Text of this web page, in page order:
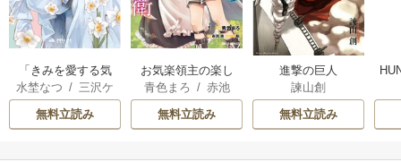
「きみを愛する気
はない」と言った
次期公爵様がなぜ
か溺愛してきます
水埜なつ / 三沢ケ
イ
無料立読み
お気楽領主の楽し
い領地防衛
青色まろ / 赤池
宗/転
無料立読み
進撃の巨人
諫山創
無料立読み